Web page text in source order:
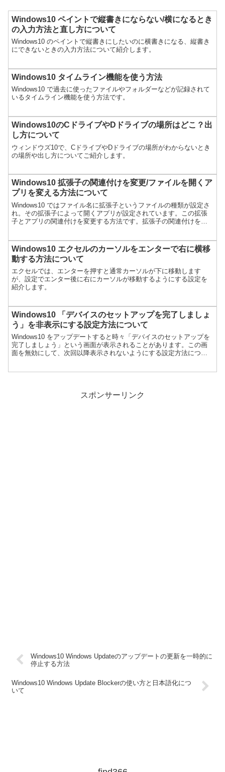
Windows10 ペイントで縦書きにならない/横になるとき
の入力方法と直し方について
Windows10 のペイントで縦書きにしたいのに横書きになる、縦書き
にできないときの入力方法について紹介します。
Windows10 タイムライン機能を使う方法
Windows10 で過去に使ったファイルやフォルダーなどが記録されて
いるタイムライン機能を使う方法です。
Windows10のCドライブやDドライブの場所はどこ？出
し方について
ウィンドウズ10で、CドライブやDドライブの場所がわからないとき
の場所や出し方についてご紹介します。
Windows10 拡張子の関連付けを変更/ファイルを開くア
プリを変える方法について
Windows10 ではファイル名に拡張子というファイルの種類が設定さ
れ。その拡張子によって開くアプリが設定されています。この拡張
子とアプリの関連付けを変更する方法です。拡張子の関連付けを変
Windows10 エクセルのカーソルをエンターで右に横移
動する方法について
エクセルでは、エンターを押すと通常カーソルが下に移動します
が、設定でエンター後に右にカーソルが移動するようにする設定を
紹介します。
Windows10 「デバイスのセットアップを完了しましょ
う」を非表示にする設定方法について
Windows10 をアップデートすると時々「デバイスのセットアップを
完了しましょう」という画面が表示されることがあります。この画
面を無効にして、次回以降表示されないようにする設定方法につい
スポンサーリンク
Windows10 Windows Updateのアップデートの更新を一時的に
停止する方法
Windows10 Windows Update Blockerの使い方と日本語化につ
いて